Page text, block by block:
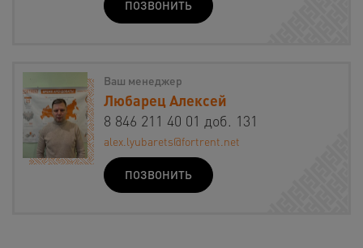
ПОЗВОНИТЬ
Ваш менеджер
Любарец Алексей
8 846 211 40 01 доб. 131
alex.lyubarets@fortrent.net
ПОЗВОНИТЬ